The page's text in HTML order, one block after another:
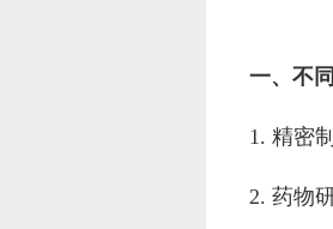
一、不
1. 精密
2. 药物